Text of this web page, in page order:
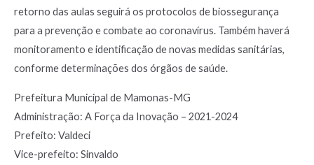
retorno das aulas seguirá os protocolos de biossegurança
para a prevenção e combate ao coronavírus. Também haverá
monitoramento e identificação de novas medidas sanitárias,
conforme determinações dos órgãos de saúde.
Prefeitura Municipal de Mamonas-MG
Administração: A Força da Inovação – 2021-2024
Prefeito: Valdeci
Vice-prefeito: Sinvaldo